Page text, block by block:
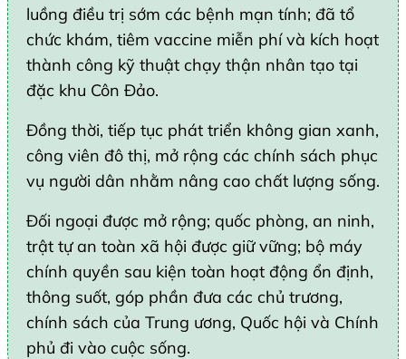
luồng điều trị sớm các bệnh mạn tính; đã tổ
chức khám, tiêm vaccine miễn phí và kích hoạt
thành công kỹ thuật chạy thận nhân tạo tại
đặc khu Côn Đảo.
Đồng thời, tiếp tục phát triển không gian xanh,
công viên đô thị, mở rộng các chính sách phục
vụ người dân nhằm nâng cao chất lượng sống.
Đối ngoại được mở rộng; quốc phòng, an ninh,
trật tự an toàn xã hội được giữ vững; bộ máy
chính quyền sau kiện toàn hoạt động ổn định,
thông suốt, góp phần đưa các chủ trương,
chính sách của Trung ương, Quốc hội và Chính
phủ đi vào cuộc sống.